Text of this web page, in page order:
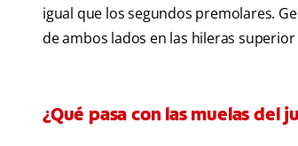
igual que los segundos premolares.
de ambos lados en las hileras
¿Qué pasa con las muelas del